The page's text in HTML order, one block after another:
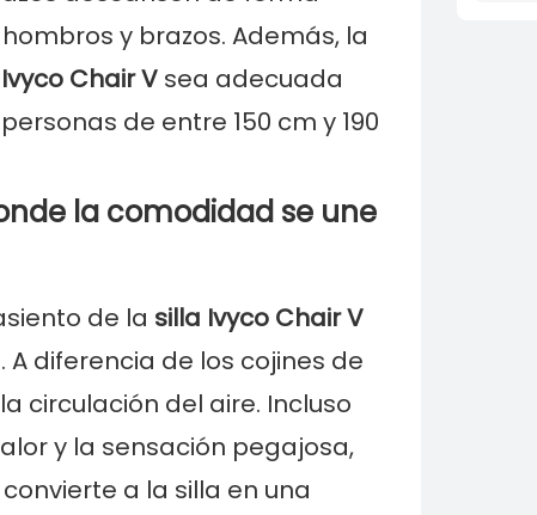
y brazos. Además, la
Chair Vsea adecuada
de entre 150 cm y 190
la comodidad se une
de la silla Ivyco Chair V
diferencia de los cojines de
circulación del aire. Incluso
y la sensación pegajosa,
a la silla en una